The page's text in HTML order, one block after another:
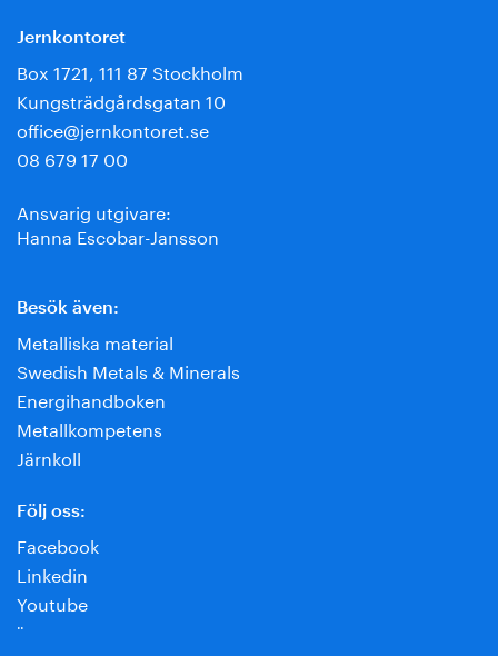
Jernkontoret
Box 1721, 111 87 Stockholm
Kungsträdgårdsgatan 10
office@jernkontoret.se
08 679 17 00
Ansvarig utgivare:
Hanna Escobar-Jansson
Besök även:
Metalliska material
Swedish Metals & Minerals
Energihandboken
Metallkompetens
Järnkoll
Följ oss:
Facebook
Linkedin
Youtube
¨